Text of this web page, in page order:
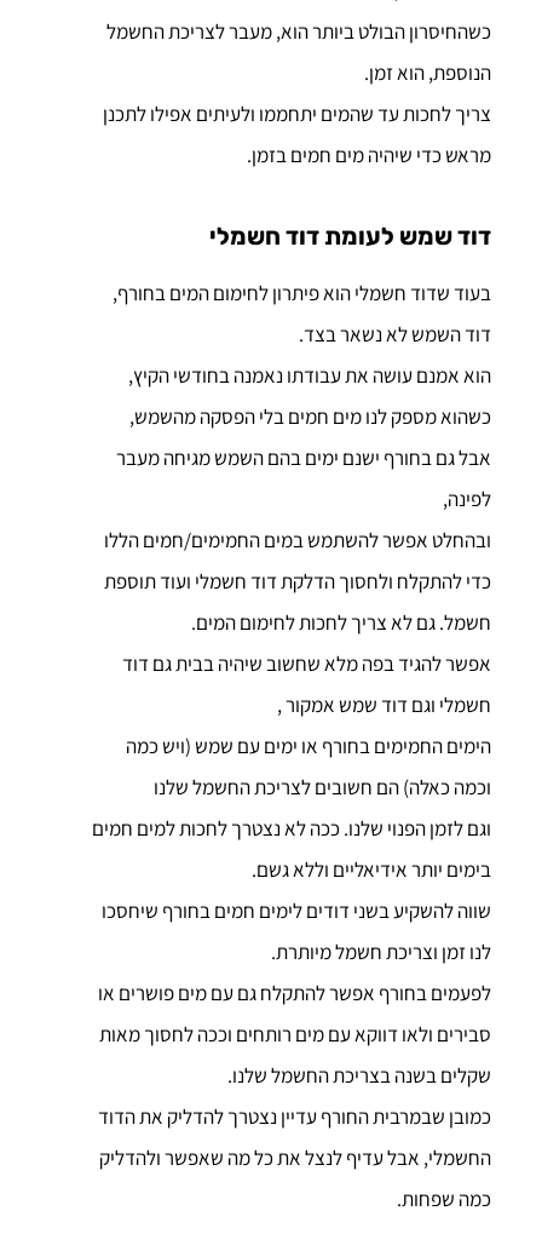
כשהחיסרון הבולט ביותר הוא, מעבר לצריכת החשמל
הנוספת, הוא זמן.
צריך לחכות עד שהמים יתחממו ולעיתים אפילו לתכנן
מראש כדי שיהיה מים חמים בזמן.
דוד שמש לעומת דוד חשמלי
בעוד שדוד חשמלי הוא פיתרון לחימום המים בחורף,
דוד השמש לא נשאר בצד.
הוא אמנם עושה את עבודתו נאמנה בחודשי הקיץ,
כשהוא מספק לנו מים חמים בלי הפסקה מהשמש,
אבל גם בחורף ישנם ימים בהם השמש מגיחה מעבר
לפינה,
ובהחלט אפשר להשתמש במים החמימים/חמים הללו
כדי להתקלח ולחסוך הדלקת דוד חשמלי ועוד תוספת
חשמל. גם לא צריך לחכות לחימום המים.
אפשר להגיד בפה מלא שחשוב שיהיה בבית גם דוד
חשמלי וגם דוד שמש אמקור ,
הימים החמימים בחורף או ימים עם שמש (ויש כמה
וכמה כאלה) הם חשובים לצריכת החשמל שלנו
וגם לזמן הפנוי שלנו. ככה לא נצטרך לחכות למים חמים
בימים יותר אידיאליים וללא גשם.
שווה להשקיע בשני דודים לימים חמים בחורף שיחסכו
לנו זמן וצריכת חשמל מיותרת.
לפעמים בחורף אפשר להתקלח גם עם מים פושרים או
סבירים ולאו דווקא עם מים רותחים וככה לחסוך מאות
שקלים בשנה בצריכת החשמל שלנו.
כמובן שבמרבית החורף עדיין נצטרך להדליק את הדוד
החשמלי, אבל עדיף לנצל את כל מה שאפשר ולהדליק
כמה שפחות.